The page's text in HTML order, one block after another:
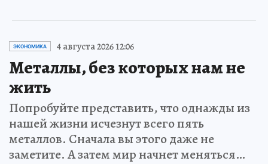
ЭКОНОМИКА 4 августа 2026 12:06
Металлы, без которых нам не
жить
Попробуйте представить, что однажды из
нашей жизни исчезнут всего пять
металлов. Сначала вы этого даже не
заметите. А затем мир начнет меняться…